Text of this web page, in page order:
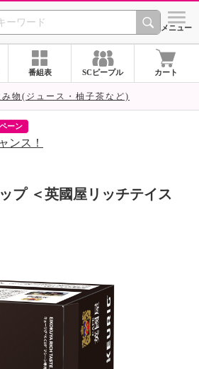
CHANNEL シメニュー
番組表 SCピープル カート
み物(ジュース・柚子茶など)
ーン
ンス！
プ ＜英國屋リッチテイス